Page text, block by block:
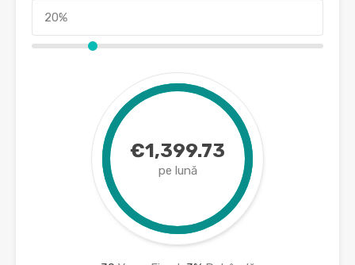
€1,399.73
pe lună